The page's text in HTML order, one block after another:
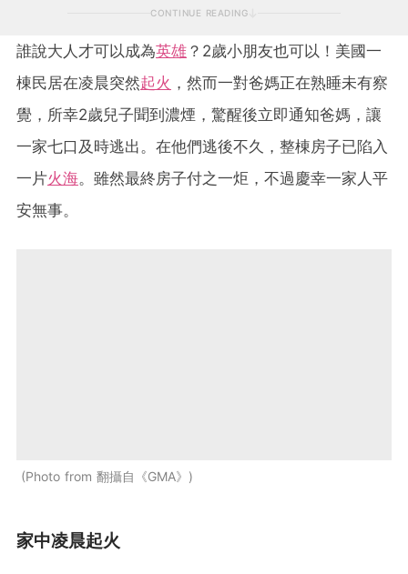
CONTINUE READING
誰說大人才可以成為英雄 ？2歲小朋友也可以！美國一
棟民居在凌晨突然起火 ，然而一對爸媽正在熟睡未有察
覺，所幸2歲兒子聞到濃煙，驚醒後立即通知爸媽，讓
一家七口及時逃出。在他們逃後不久，整棟房子已陷入
一片火海。雖然最終房子付之一炬，不過慶幸一家人平
安無事。
Photo from 翻攝自《GMA》
家中凌晨起火